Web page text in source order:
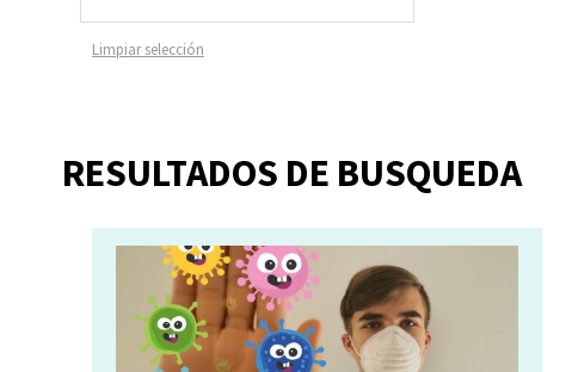
Limpiar selección
RESULTADOS DE BUSQUEDA